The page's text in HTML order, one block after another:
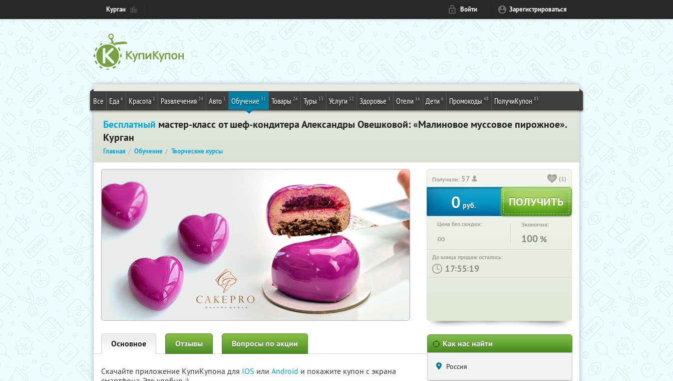
Курган Войти Зарегистрироваться
Все Еда 6 Красота 1 Развлечения 24 Авто 1 Обучение 31 Товары 26 Туры 13 Услуги 12 Здоровье 1 Отели 16 Дети 6 Промокоды 48 ПолучиКупон 83
Бесплатный мастер-класс от шеф-кондитера Александры Овешковой: «Малиновое муссовое пирожное».
Курган
Главная Обучение Творческие курсы
Получили: 57 (1)
0 руб.
Цена без скидки:
∞
Экономия:
100 %
До конца продаж осталось:
: :
Основное Отзывы Вопросы по акции
Скачайте приложение КупиКупона для IOS или Android и покажите купон с экрана
Как нас найти
Россия